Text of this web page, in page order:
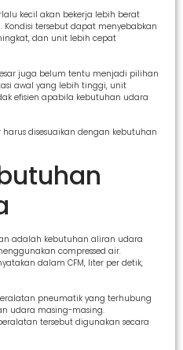
kecil akan bekerja lebih berat
tersebut dapat menyebabkan
dan unit lebih cepat
juga belum tentu menjadi pilihan
awal yang lebih tinggi, unit
efisien apabila kebutuhan udara
harus disesuaikan dengan kebutuhan
adalah kebutuhan aliran udara
compressed air.
dalam CFM, liter per detik,
pneumatik yang terhubung
udara masing-masing.
tersebut digunakan secara